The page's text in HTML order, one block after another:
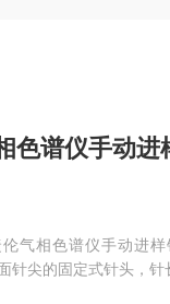
色谱仪手动进
气相色谱仪手动进
针尖的固定式针头，针